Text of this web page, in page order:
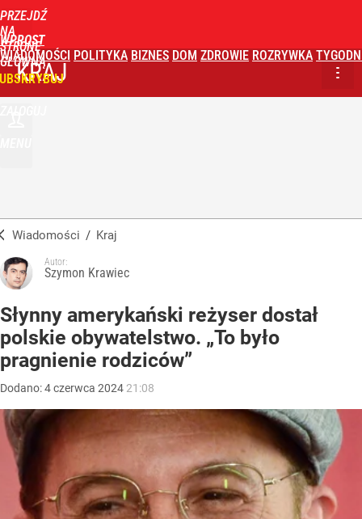
PRZEJDŹ
NA
STRONĘ
GŁÓWNĄ
WPROST
WIADOMOŚCI POLITYKA BIZNES DOM ZDROWIE ROZRYWKA
KRAJ
Wiadomości / Kraj
Autor:
Szymon Krawiec
Słynny amerykański reżyser dostał
polskie obywatelstwo. „To było
pragnienie rodziców”
Dodano:4czerwca 2024 21:08